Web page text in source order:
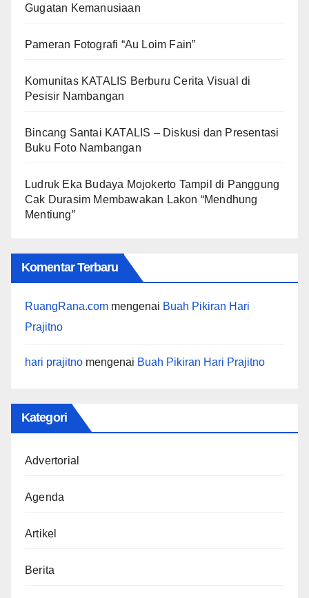
Gugatan Kemanusiaan
Pameran Fotografi “Au Loim Fain”
Komunitas KATALIS Berburu Cerita Visual di
Pesisir Nambangan
Bincang Santai KATALIS – Diskusi dan Presentasi
Buku Foto Nambangan
Ludruk Eka Budaya Mojokerto Tampil di Panggung
Cak Durasim Membawakan Lakon “Mendhung
Mentiung”
Komentar Terbaru
RuangRana.com mengenai Buah Pikiran Hari
Prajitno
hari prajitno mengenai Buah Pikiran Hari Prajitno
Kategori
Advertorial
Agenda
Artikel
Berita